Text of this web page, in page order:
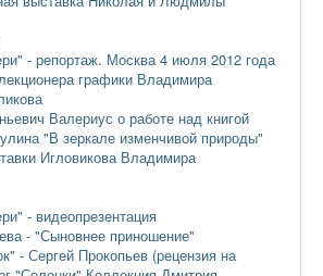
- репортаж. Москва 4 июля 2012 года
графики Владимира
Валериус о работе над книгой
"В зеркале изменчивой природы"
Игловикова Владимира
- видеопрезентация
- "Сыновнее приношение"
- Сергей Прокопьев (рецензия на